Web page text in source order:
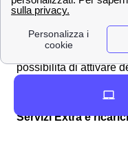
Se sei indeciso su
attivare a Imperia,
possibilità di attivare
connessione a casa.
Servizi Extra e